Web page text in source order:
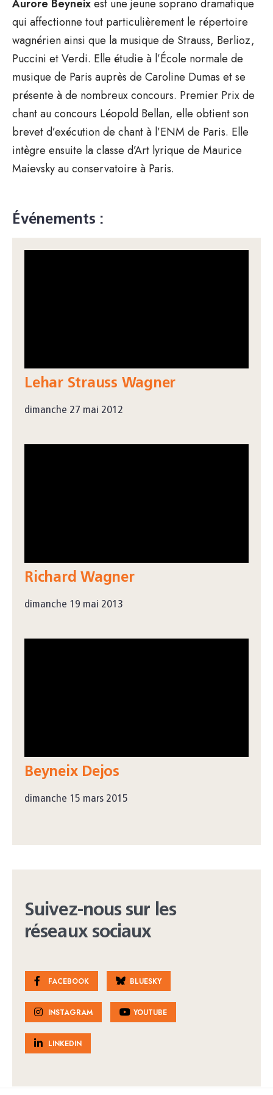
Aurore Beyneixest une jeune soprano dramatique
qui affectionne tout particulièrement le répertoire
wagnérien ainsi que la musique de Strauss, Berlioz,
Puccini et Verdi. Elle étudie à l’École normale de
musique de Paris auprès de Caroline Dumas et se
présente à de nombreux concours. Premier Prix de
chant au concours Léopold Bellan, elle obtient son
brevet d’exécution de chant à l’ENM de Paris. Elle
intègre ensuite la classe d’Art lyrique de Maurice
Maievsky au conservatoire à Paris.
Événements :
Lehar Strauss Wagner
dimanche 27 mai 2012
Richard Wagner
dimanche 19 mai 2013
Beyneix Dejos
dimanche 15 mars 2015
Suivez-nous sur les
réseaux sociaux
FACEBOOK BLUESKY
INSTAGRAM YOUTUBE
LINKEDIN